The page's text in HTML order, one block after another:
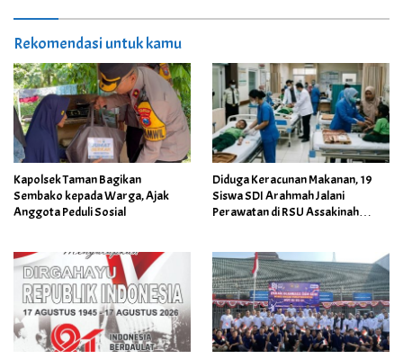
Rekomendasi untuk kamu
Kapolsek Taman Bagikan
Sembako kepada Warga, Ajak
Anggota Peduli Sosial
Diduga Keracunan Makanan, 19
Siswa SDI Arahmah Jalani
Perawatan di RSU Assakinah